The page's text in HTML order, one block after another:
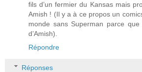
fils d’un fermier du Kansas mais
Amish ! (Il y a à ce propos un
monde sans Superman parce
d’Amish).
Répondre
Réponses